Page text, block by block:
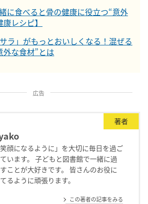
に食べると骨の健康に役立つ“意外
レシピ】
ラ」がもっとおいしくなる！混ぜる
外な食材”とは
広告
著者
笑顔になるように」を大切に毎日を過ご
います。 子どもと図書館で一緒に過
ことが大好きです。 皆さんのお役に
るように頑張ります。
この著者の記事をみる